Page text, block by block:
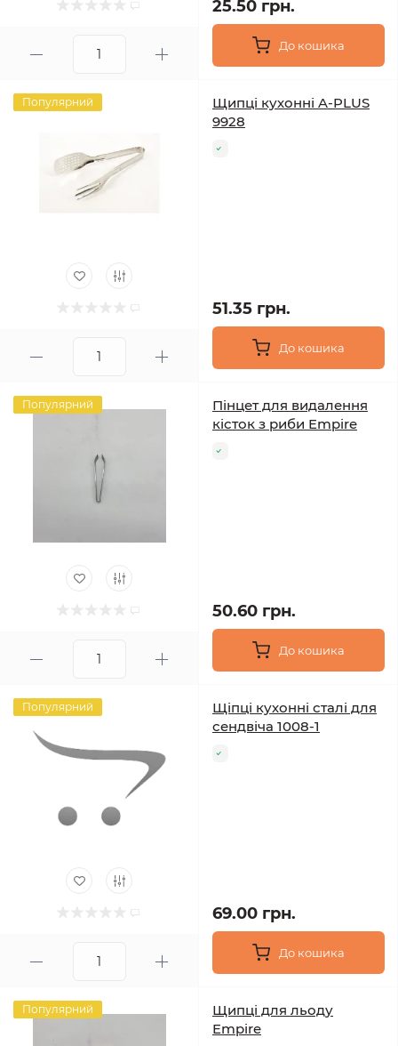
25.50 грн.
До кошика
Популярний
Щипці кухонні A-PLUS
9928
51.35 грн.
До кошика
Популярний
Пінцет для видалення
кісток з риби Empire
50.60 грн.
До кошика
Популярний
Щіпці кухонні сталі для
сендвіча 1008-1
69.00 грн.
До кошика
Популярний
Щипці для льоду
Empire